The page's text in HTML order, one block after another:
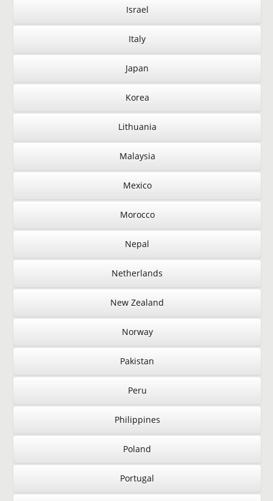
Israel
Italy
Japan
Korea
Lithuania
Malaysia
Mexico
Morocco
Nepal
Netherlands
New Zealand
Norway
Pakistan
Peru
Philippines
Poland
Portugal